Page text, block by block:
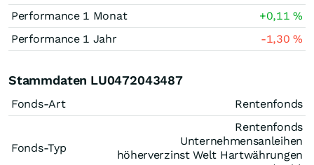
Performance 1 Monat
+0,11%
Performance 1 Jahr
-1,30%
Stammdaten LU0472043487
Fonds-Art Rentenfonds
Fonds-Typ
Rentenfonds
Unternehmensanleihen
höherverzinst Welt Hartwährungen